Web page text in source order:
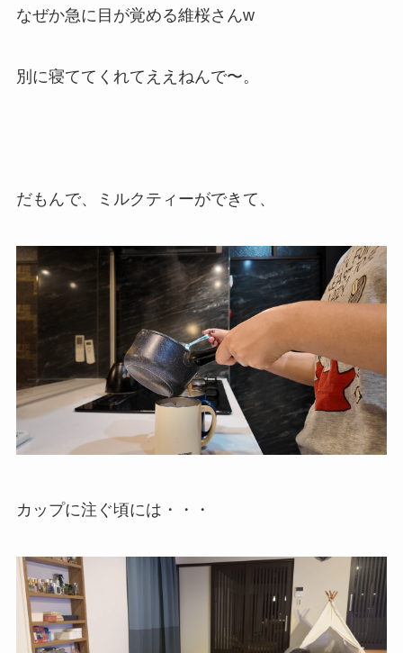
なぜか急に目が覚める維桜さんw
別に寝ててくれてええねんで〜。
だもんで、ミルクティーができて、
カップに注ぐ頃には・・・